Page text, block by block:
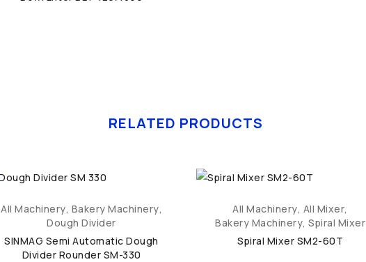
RELATED PRODUCTS
All Machinery, Bakery Machinery,
Dough Divider
SINMAG Semi Automatic Dough
Divider Rounder SM-330
All Machinery, All Mixer,
Bakery Machinery, Spiral Mixer
Spiral Mixer SM2-60T